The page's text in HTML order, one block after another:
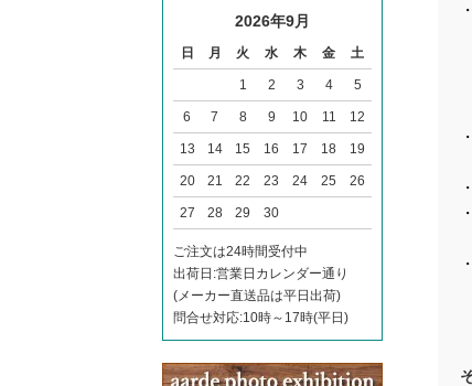
2026年9月
日 月 火 水 木 金 土
1 2 3 4 5
6 7 8 9 10 11 12
13 14 15 16 17 18 19
20 21 22 23 24 25 26
27 28 29 30
ご注文は24時間受付中
出荷日:営業日カレンダー通り
(メーカー直送品は平日出荷)
問合せ対応:10時～17時(平日)